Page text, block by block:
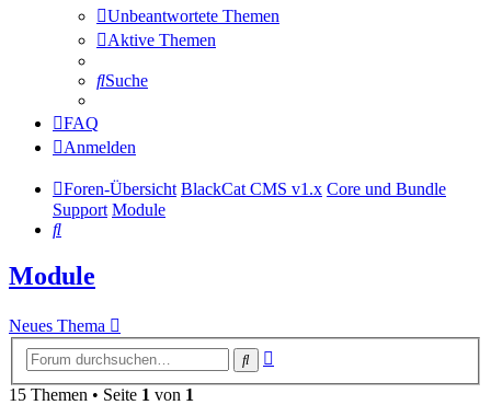
Unbeantwortete Themen
Aktive Themen
Suche
FAQ
Anmelden
Foren-Übersicht BlackCat CMS v1.x Core und Bundle
Support Module
Suche
Module
Neues Thema
Suche
15 Themen • Seite 1 von 1